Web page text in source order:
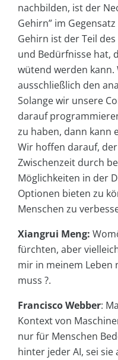
nachbilden, ist der
Gehirn” im
Gehirn ist der Teil
und Bedürfnisse hat,
wütend werden
ausschließlich den
Solange wir unsere
darauf
zu haben, dann kann
Wir hoffen darauf,
Zwischenzeit durch
Möglichkeiten in der
Optionen bieten zu
Menschen zu
Xiangrui Meng:
fürchten, aber
mir in meinem Leben
muss ?.
Francisco Webber:
Kontext von
nur für Menschen
hinter jeder AI, sei